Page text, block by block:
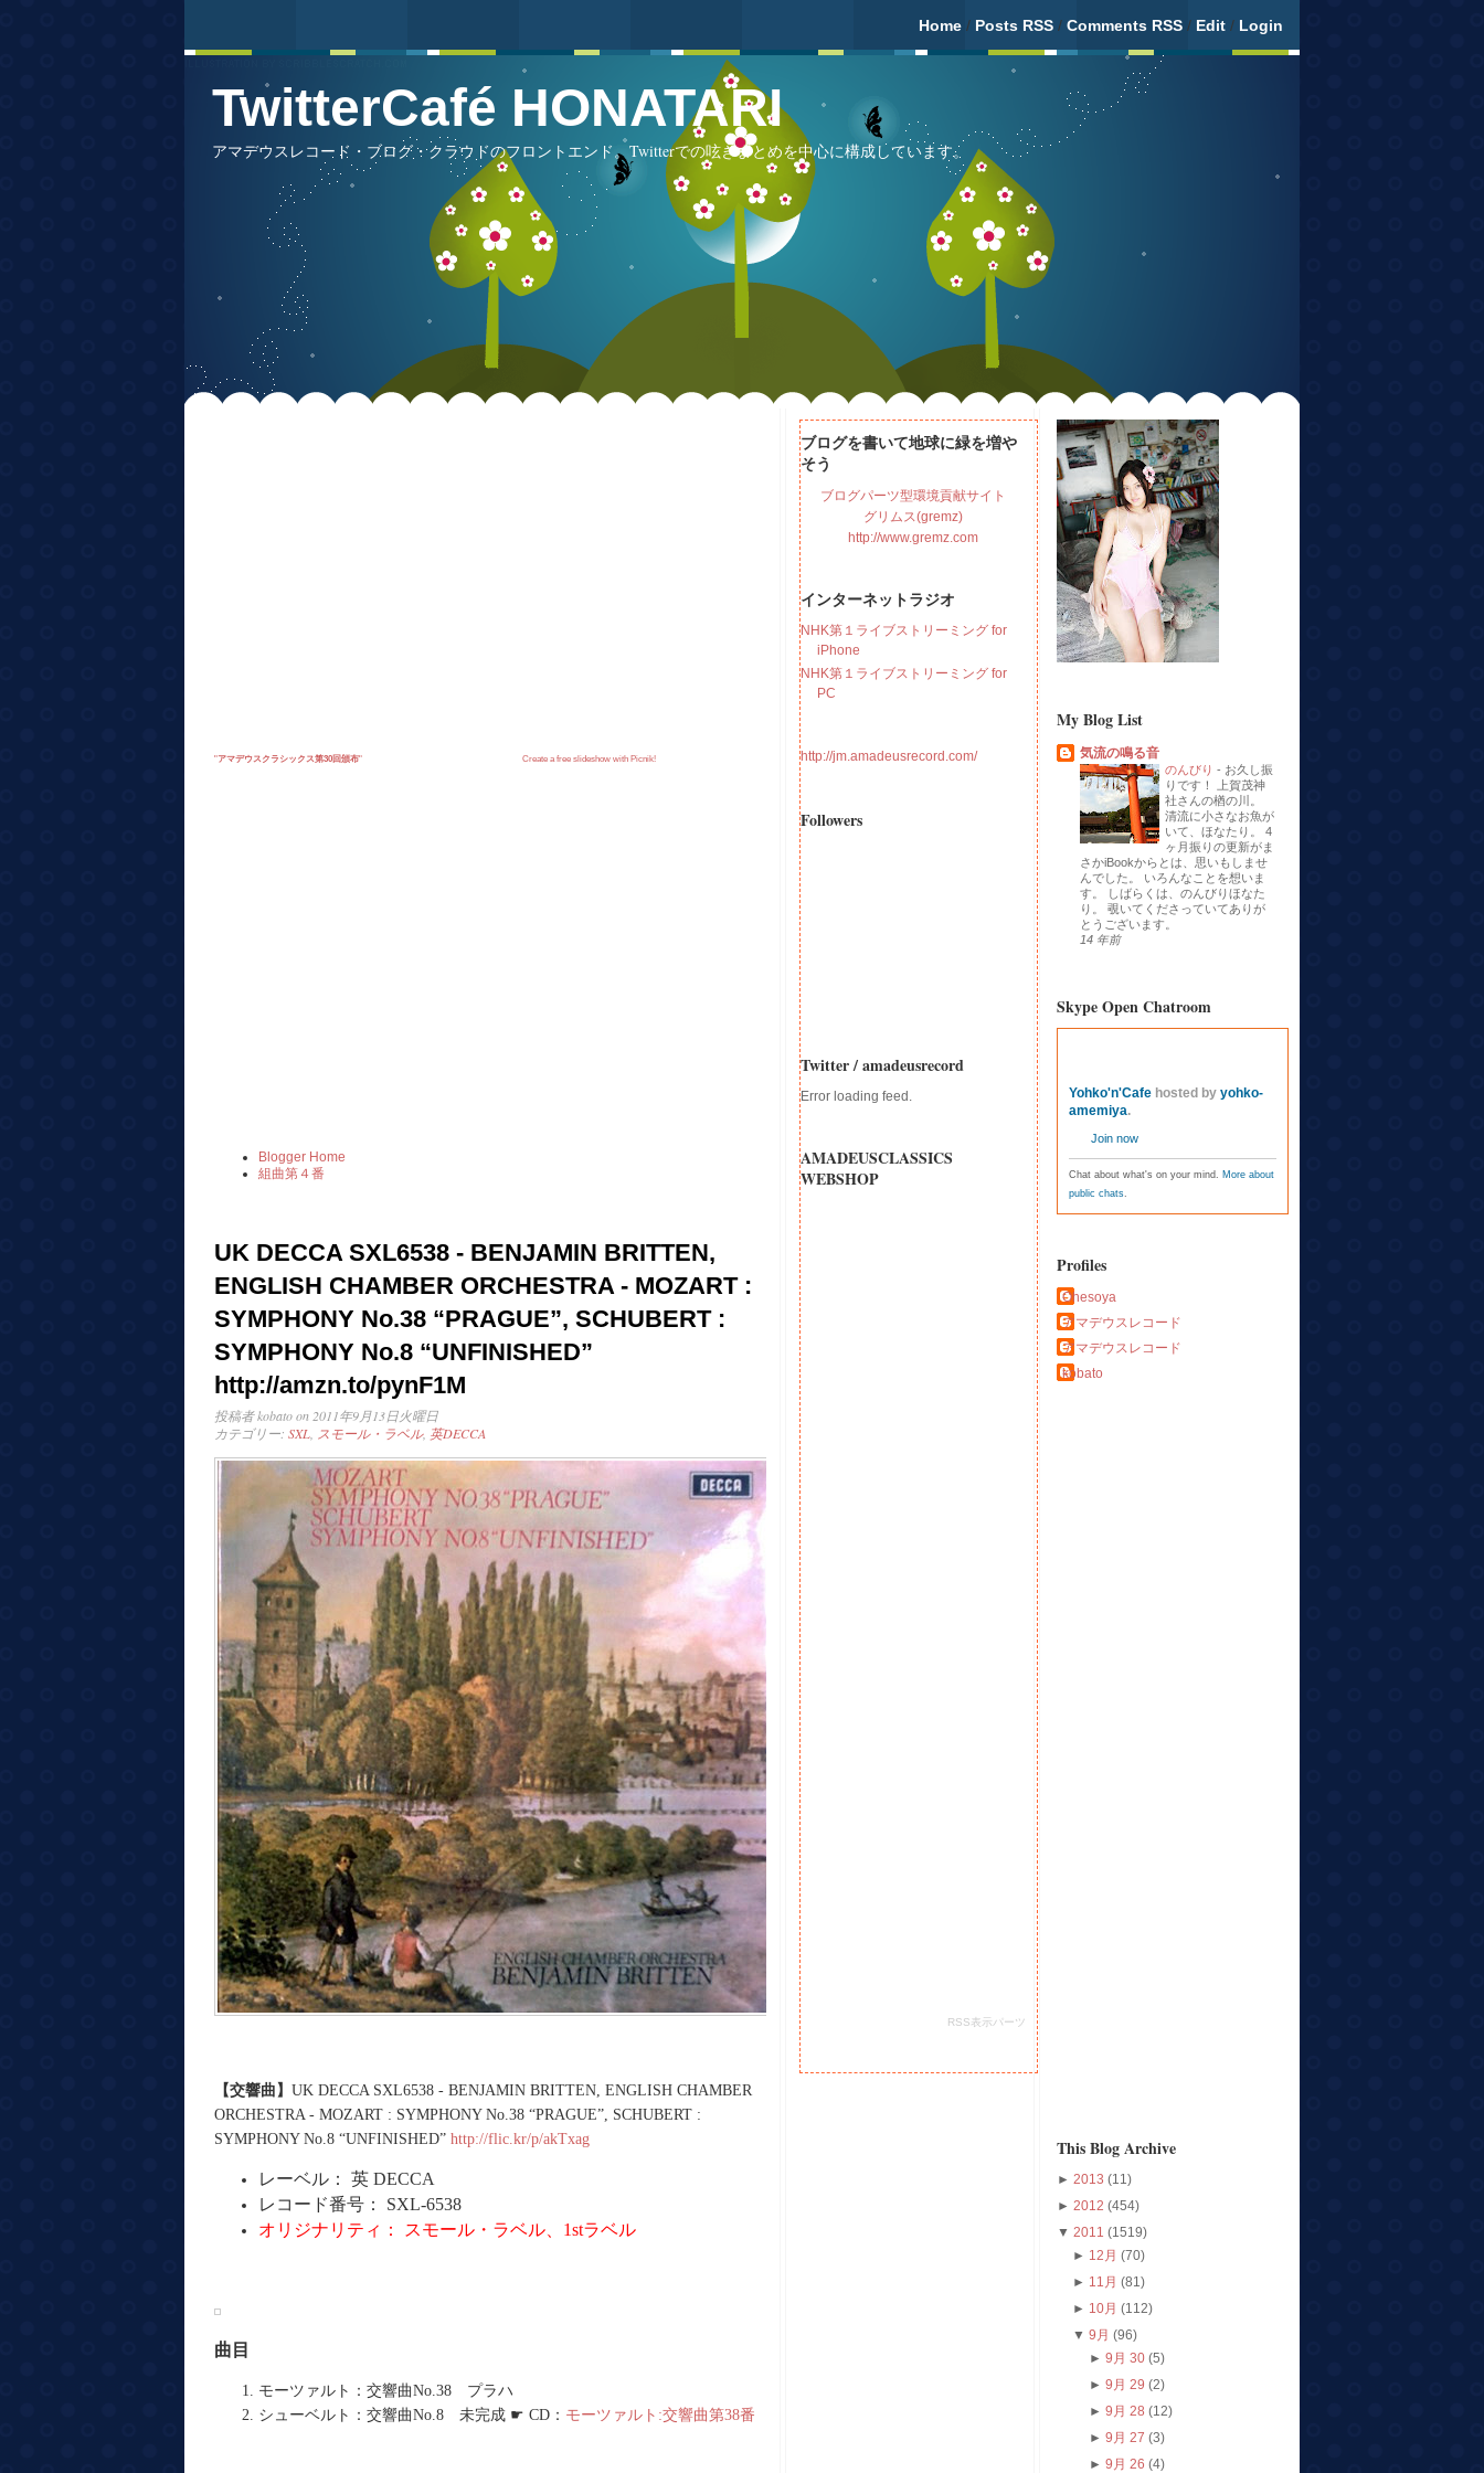
Home / Posts RSS / Comments RSS / Edit / Login
TwitterCafé HONATARI
アマデウスレコード・ブログ・クラウドのフロントエンド。Twitterでの呟きまとめを中心に構成しています。
"アマデウスクラシックス第30回頒布" Create a free slideshow with Picnik!
Blogger Home
組曲第４番
UK DECCA SXL6538 - BENJAMIN BRITTEN,
ENGLISH CHAMBER ORCHESTRA - MOZART :
SYMPHONY No.38 “PRAGUE”, SCHUBERT :
SYMPHONY No.8 “UNFINISHED”
http://amzn.to/pynF1M
投稿者kobatoon 2011年9月13日火曜日
カテゴリー: SXL スモール・ラベル, 英DECCA
【交響曲】 UK DECCA SXL6538 - BENJAMIN BRITTEN, ENGLISH CHAMBER
ORCHESTRA - MOZART : SYMPHONY No.38 “PRAGUE”, SCHUBERT :
SYMPHONY No.8 “UNFINISHED” http://flic.kr/p/akTxag
レーベル：
英 DECCA
レコード番号：
SXL-6538
オリジナリティ：
スモール・ラベル、1stラベル
曲目
モーツァルト：交響曲No.38 プラハ
シューベルト：交響曲No.8 未完成 ☛ CD： モーツァルト:交響曲第38番
My Blog List
気流の鳴る音
のんびり - お久し振
りです！ 上賀茂神
社さんの楢の川。
清流に小さなお魚が
いて、ほなたり。 4
ヶ月振りの更新がま
さかiBookからとは、思いもしませ
んでした。 いろんなことを想いま
す。 しばらくは、のんびりほなた
り。 覗いてくださっていてありが
とうございます。
14 年前
Skype Open Chatroom
Yohko'n'Cafe hosted by yohko-
amemiya.
Join now
Chat about what's on your mind. More about
public chats.
Profiles
Ohesoya
アマデウスレコード
アマデウスレコード
kobato
This Blog Archive
► 2013 (11)
► 2012 (454)
▼ 2011 (1519)
► 12月(70)
► 11月(81)
► 10月(112)
▼9月(96)
► 9月 30 (5)
► 9月 29 (2)
► 9月 28 (12)
► 9月 27 (3)
► 9月 26 (4)
ブログを書いて地球に緑を増や
そう
ブログパーツ型環境貢献サイト
グリムス(gremz)
http://www.gremz.com
インターネットラジオ
NHK第１ライブストリーミング for
iPhone
NHK第１ライブストリーミング for
PC
http://jm.amadeusrecord.com/
Followers
Twitter / amadeusrecord
Error loading feed.
AMADEUSCLASSICS
WEBSHOP
RSS表示パーツ